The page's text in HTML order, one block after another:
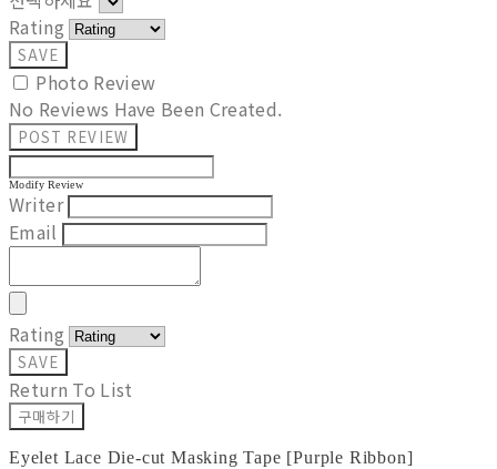
Rating
SAVE
Photo Review
No Reviews Have Been Created.
POST REVIEW
Modify Review
Writer
Email
Rating
SAVE
Return To List
구매하기
Eyelet Lace Die-cut Masking Tape [Purple Ribbon]